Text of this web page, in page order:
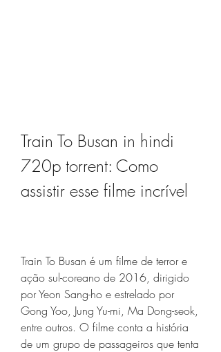
Train To Busan in hindi
720p torrent: Como
assistir esse filme incrível
Train To Busan é um filme de terror e
ação sul-coreano de 2016, dirigido
por Yeon Sang-ho e estrelado por
Gong Yoo, Jung Yu-mi, Ma Dong-seok,
entre outros. O filme conta a história
de um grupo de passageiros que tenta